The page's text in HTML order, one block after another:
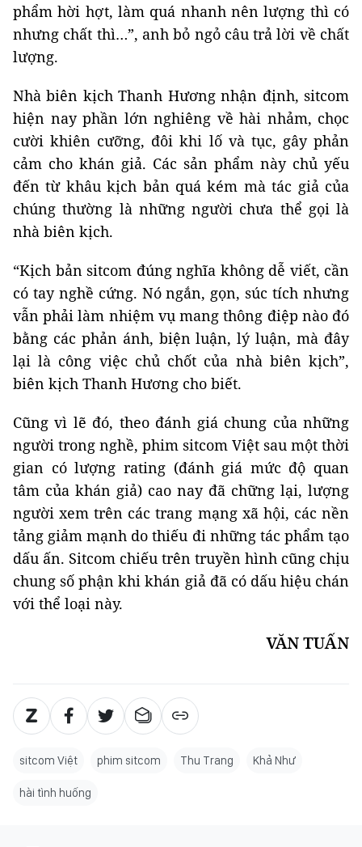
phẩm hời hợt, làm quá nhanh nên lượng thì có
nhưng chất thì…”, anh bỏ ngỏ câu trả lời về chất
lượng.
Nhà biên kịch Thanh Hương nhận định, sitcom
hiện nay phần lớn nghiêng về hài nhảm, chọc
cười khiên cưỡng, đôi khi lố và tục, gây phản
cảm cho khán giả. Các sản phẩm này chủ yếu
đến từ khâu kịch bản quá kém mà tác giả của
chúng thường là những người chưa thể gọi là
nhà biên kịch.
“Kịch bản sitcom đúng nghĩa không dễ viết, cần
có tay nghề cứng. Nó ngắn, gọn, súc tích nhưng
vẫn phải làm nhiệm vụ mang thông điệp nào đó
bằng các phản ánh, biện luận, lý luận, mà đây
lại là công việc chủ chốt của nhà biên kịch”,
biên kịch Thanh Hương cho biết.
Cũng vì lẽ đó, theo đánh giá chung của những
người trong nghề, phim sitcom Việt sau một thời
gian có lượng rating (đánh giá mức độ quan
tâm của khán giả) cao nay đã chững lại, lượng
người xem trên các trang mạng xã hội, các nền
tảng giảm mạnh do thiếu đi những tác phẩm tạo
dấu ấn. Sitcom chiếu trên truyền hình cũng chịu
chung số phận khi khán giả đã có dấu hiệu chán
với thể loại này.
VĂN TUẤN
sitcom Việt phim sitcom Thu Trang Khả Như
hài tình huống